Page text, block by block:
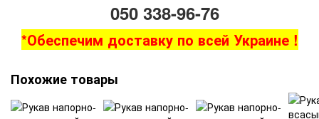
050 338-96-76
*Обеспечим доставку по всей Украине !
Похожие товары